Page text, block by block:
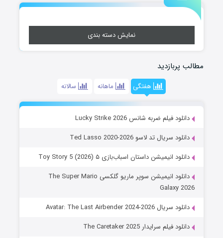
نمایش دسته بندی
مطالب پربازدید
هفتگی ماهانه سالانه
دانلود فیلم ضربه شانس Lucky Strike 2026
دانلود سریال تد لاسو Ted Lasso 2020-2026
دانلود انیمیشن داستان اسباب‌بازی ۵ Toy Story 5 (2026)
دانلود انیمیشن سوپر ماریو گلکسی The Super Mario
Galaxy 2026
دانلود سریال Avatar: The Last Airbender 2024-2026
دانلود فیلم سرایدار The Caretaker 2025